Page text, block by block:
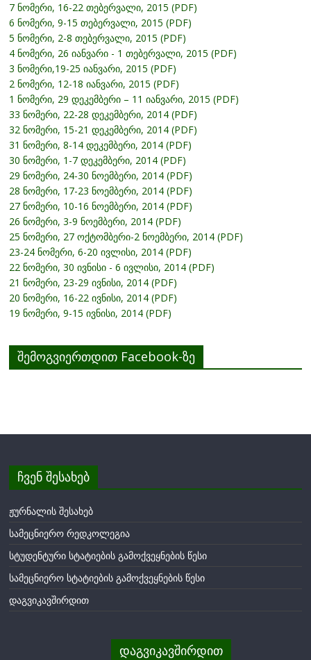
7 ნომერი, 16-22 თებერვალი, 2015 (PDF)
6 ნომერი, 9-15 თებერვალი, 2015 (PDF)
5 ნომერი, 2-8 თებერვალი, 2015 (PDF)
4 ნომერი, 26 იანვარი - 1 თებერვალი, 2015 (PDF)
3 ნომერი,19-25 იანვარი, 2015 (PDF)
2 ნომერი, 12-18 იანვარი, 2015 (PDF)
1 ნომერი, 29 დეკემბერი – 11 იანვარი, 2015 (PDF)
33 ნომერი, 22-28 დეკემბერი, 2014 (PDF)
32 ნომერი, 15-21 დეკემბერი, 2014 (PDF)
31 ნომერი, 8-14 დეკემბერი, 2014 (PDF)
30 ნომერი, 1-7 დეკემბერი, 2014 (PDF)
29 ნომერი, 24-30 ნოემბერი, 2014 (PDF)
28 ნომერი, 17-23 ნოემბერი, 2014 (PDF)
27 ნომერი, 10-16 ნოემბერი, 2014 (PDF)
26 ნომერი, 3-9 ნოემბერი, 2014 (PDF)
25 ნომერი, 27 ოქტომბერი-2 ნოემბერი, 2014 (PDF)
23-24 ნომერი, 6-20 ივლისი, 2014 (PDF)
22 ნომერი, 30 ივნისი - 6 ივლისი, 2014 (PDF)
21 ნომერი, 23-29 ივნისი, 2014 (PDF)
20 ნომერი, 16-22 ივნისი, 2014 (PDF)
19 ნომერი, 9-15 ივნისი, 2014 (PDF)
შემოგვიერთდით Facebook-ზე
ჩვენ შესახებ
ჟურნალის შესახებ
სამეცნიერო რედკოლეგია
სტუდენტური სტატიების გამოქვეყნების წესი
სამეცნიერო სტატიების გამოქვეყნების წესი
დაგვიკავშირდით
დაგვიკავშირდით